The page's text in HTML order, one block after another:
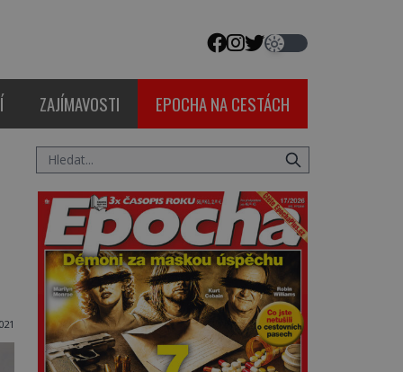
ZAJÍMAVOSTI EPOCHA NA CESTÁCH